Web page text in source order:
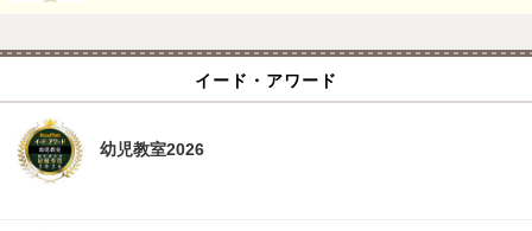
イード・アワード
幼児教室2026